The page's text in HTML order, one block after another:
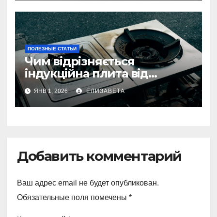
ПОЛЕЗНЫЕ СТАТЬИ
Чим відрізняється
індукційна плита від
електричної: переваги та
недоліки
ЯНВ 1, 2026 ЕЛИЗАВЕТА
Добавить комментарий
Ваш адрес email не будет опубликован.
Обязательные поля помечены *